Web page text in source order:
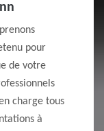
pour
de votre
charge tous
à